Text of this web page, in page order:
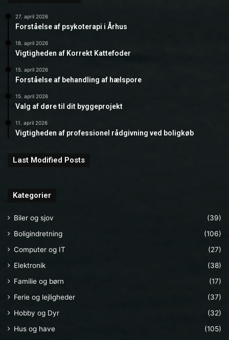
27. april 2026
Forståelse af psykoterapi i Århus
18. april 2026
Vigtigheden af Korrekt Kattefoder
15. april 2026
Forståelse af behandling af hælspore
15. april 2026
Valg af døre til dit byggeprojekt
11. april 2026
Vigtigheden af professionel rådgivning ved boligkøb
Last Modified Posts
Kategorier
Biler og sjov
(39)
Boligindretning
(106)
Computer og IT
(27)
Elektronik
(38)
Familie og børn
(17)
Ferie og lejligheder
(37)
Hobby og Dyr
(32)
Hus og have
(105)